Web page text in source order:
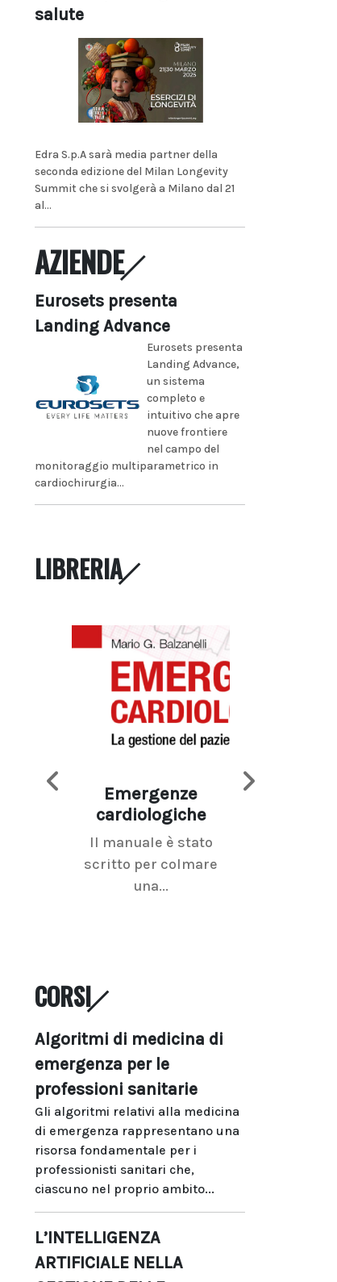
salute
Edra S.p.A sarà media partner della
seconda edizione del Milan Longevity
Summit che si svolgerà a Milano dal 21
al...
AZIENDE
Eurosets presenta
Landing Advance
Eurosets presenta
Landing Advance,
un sistema
completo e
intuitivo che apre
nuove frontiere
nel campo del
monitoraggio multiparametrico in
cardiochirurgia...
LIBRERIA
Emergenze
cardiologiche
Il manuale è stato
scritto per colmare
una...
CORSI
Algoritmi di medicina di
emergenza per le
professioni sanitarie
Gli algoritmi relativi alla medicina
di emergenza rappresentano una
risorsa fondamentale per i
professionisti sanitari che,
ciascuno nel proprio ambito...
L’INTELLIGENZA
ARTIFICIALE NELLA